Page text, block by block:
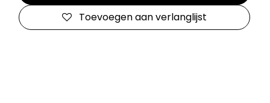
Toevoegen aan verlanglijst